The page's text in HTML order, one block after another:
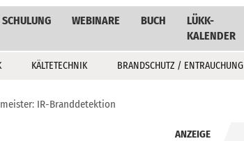
SCHULUNG WEBINARE BUCH
LÜKK-
KALENDER
KÄLTETECHNIK BRANDSCHUTZ / ENTRAUCHUNG
IR-Branddetektion
ANZEIGE